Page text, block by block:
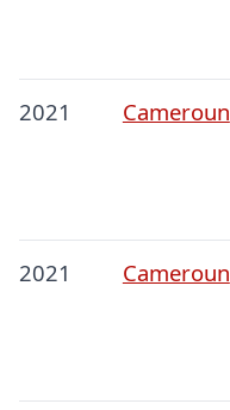
2021 Cameroun
2021 Cameroun